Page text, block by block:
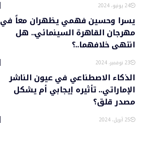
24 يونيو، 2024
يسرا وحسين فهمي يظهران معاً في
مهرجان القاهرة السينمائي.. هل
انتهى خلافهما..؟
23 نوفمبر، 2024
الذكاء الاصطناعي في عيون الناشر
الإماراتي.. تأثيره إيجابي أم يشكل
مصدر قلق؟
25 أبريل، 2024